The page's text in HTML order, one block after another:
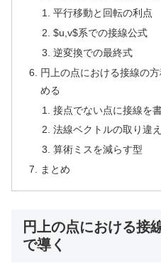
平行移動と回転の利点
$u,v$系での接線公式
逆変換での最終式
円上の点における接線の
める
接点でない点に接線を
法線ベクトルの取り違え
算術ミスを減らす型
まとめ
円上の点における接
で導く